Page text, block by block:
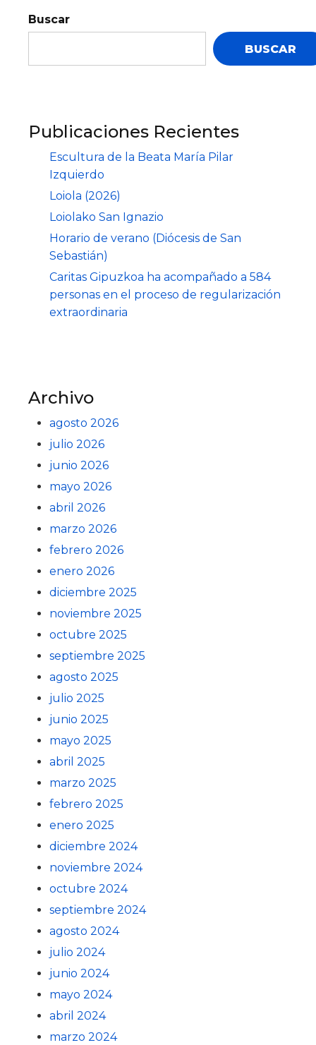
Buscar
BUSCAR
Publicaciones Recientes
Escultura de la Beata María Pilar
Izquierdo
Loiola (2026)
Loiolako San Ignazio
Horario de verano (Diócesis de San
Sebastián)
Caritas Gipuzkoa ha acompañado a 584
personas en el proceso de regularización
extraordinaria
Archivo
agosto 2026
julio 2026
junio 2026
mayo 2026
abril 2026
marzo 2026
febrero 2026
enero 2026
diciembre 2025
noviembre 2025
octubre 2025
septiembre 2025
agosto 2025
julio 2025
junio 2025
mayo 2025
abril 2025
marzo 2025
febrero 2025
enero 2025
diciembre 2024
noviembre 2024
octubre 2024
septiembre 2024
agosto 2024
julio 2024
junio 2024
mayo 2024
abril 2024
marzo 2024